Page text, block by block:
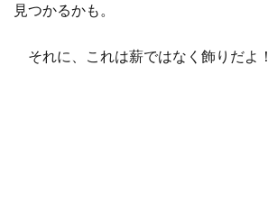
見つかるかも。
それに、これは薪ではなく飾りだよ！